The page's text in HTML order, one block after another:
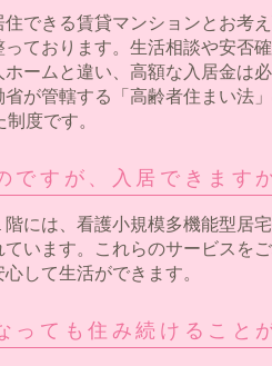
できる賃貸マンションとお考
ております。生活相談や安否
ームと違い、高額な入居金は必
が管轄する「高齢者住まい法
度です。
すが、入居できます
階には、看護小規模多機能型居
います。これらのサービスを
して生活ができます。
ても住み続けること